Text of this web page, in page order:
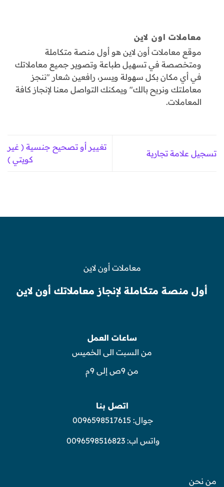
معاملات اون لاين
موقع معاملات أون لاين هو أول منصة متكاملة
ومتخصصة في تسهيل طباعة وتصوير جميع معاملاتك
في أي مكان بكل سهولة ويسر، رافعين شعار "ننجز
معاملتك ونريح بالك" ويمكنك التواصل معنا لإنجاز كافة
المعاملات.
تسجيل علامة تجارية
تغيير أو تصحيح جنسية ( غير
كويتي )
معاملات أون لاين
أول منصة متكاملة لإنجاز معاملاتك أون لاين
ساعات العمل
من السبت الى الخميس
من 9ص إلى 9م
اتصل بنا
جوال: 0096598517615
واتس اب:0096598516823
من نحن